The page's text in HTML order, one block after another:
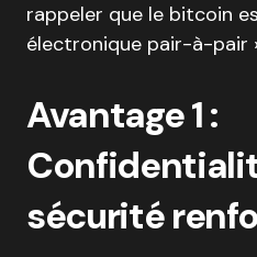
rappeler que le bitcoin
électronique pair-à-pair
Avantage 1 :
sécurité